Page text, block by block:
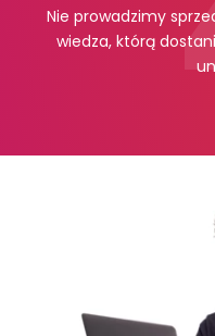
Nie prowadzimy
wiedza, którą